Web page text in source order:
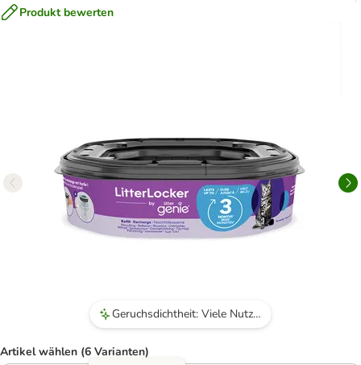
Produkt bewerten
Geruchsdichtheit: Viele Nutzer berichten, dass der Mülleimer effektiv Gerüche zurückhält und man nichts riecht.
Artikel wählen (6 Varianten)